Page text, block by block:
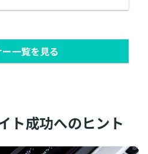
一覧を見る
ト成功へのヒント